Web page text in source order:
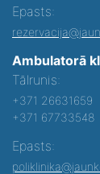
Epasts:
Ambulatorā
Tālrunis:
+371 26631659
+371 67733548
Epasts: